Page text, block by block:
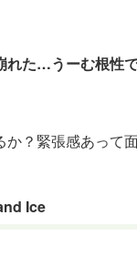
れた…うーむ根性
？緊張感あって面
Ice